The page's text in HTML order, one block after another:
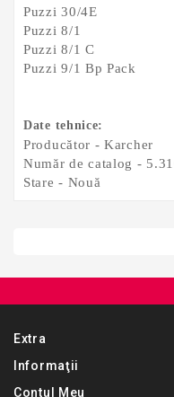
Puzzi 30/4E
Puzzi 8/1
Puzzi 8/1 C
Puzzi 9/1 Bp Pack
Date tehnice:
Producător - Karcher
Număr de catalog -
Stare - Nouă
Extra
Informaţii
Contul Meu